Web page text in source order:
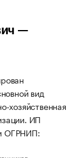
—
вид
хозяйственная
ИП
ОГРНИП: